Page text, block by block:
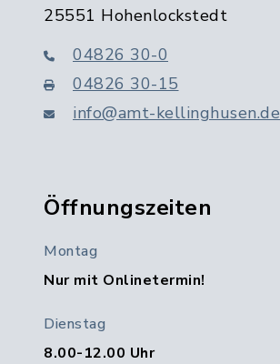
25551 Hohenlockstedt
04826 30-0
04826 30-15
info@amt-kellinghusen.de
Öffnungszeiten
Montag
Nur mit Onlinetermin!
Dienstag
8.00-12.00 Uhr